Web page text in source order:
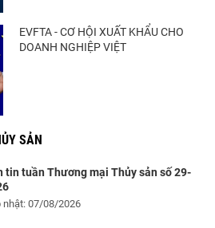
EVFTA - CƠ HỘI XUẤT KHẨU CHO
DOANH NGHIỆP VIỆT
SẢN
tin tuần Thương mại Thủy sản số 29-
nhật: 07/08/2026